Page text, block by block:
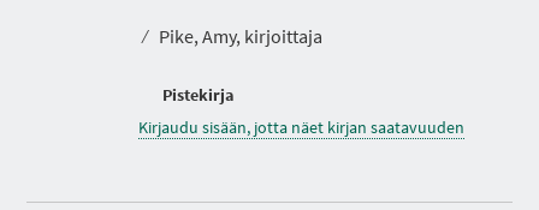
⁄ Pike, Amy, kirjoittaja
Pistekirja
Kirjaudu sisään, jotta näet kirjan saatavuuden